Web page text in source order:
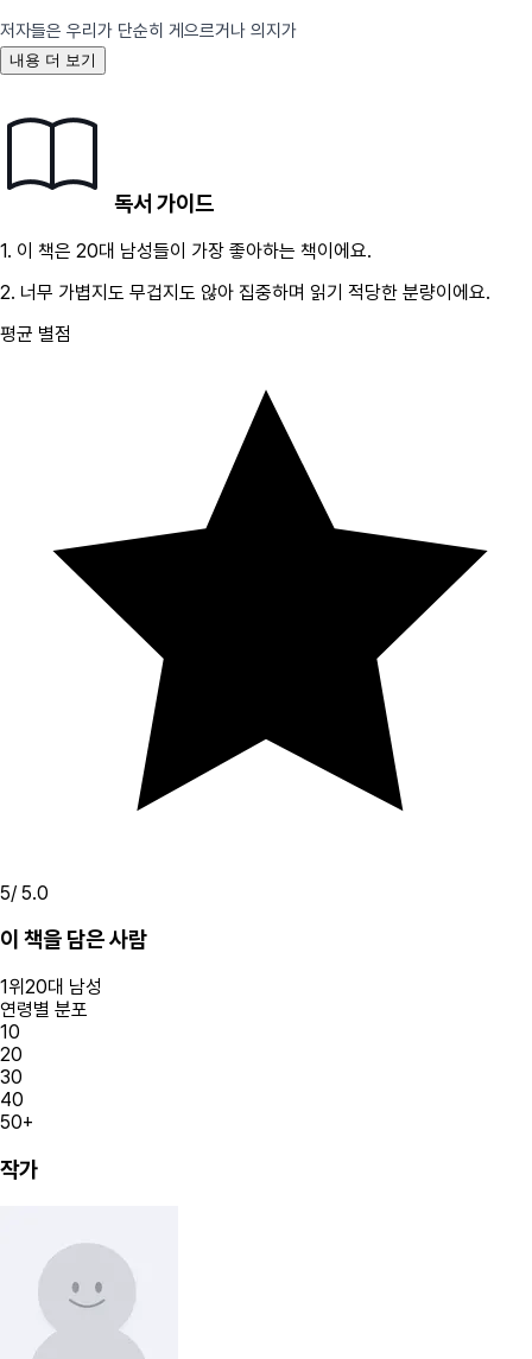
저자들은 우리가 단순히 게으르거나 의지가
내용 더 보기
독서 가이드
1. 이 책은 20대 남성들이 가장 좋아하는 책이에요.
2. 너무 가볍지도 무겁지도 않아 집중하며 읽기 적당한 분량이에요.
평균 별점
5/ 5.0
이 책을 담은 사람
1위 20대 남성
연령별 분포
10
20
30
40
50+
작가